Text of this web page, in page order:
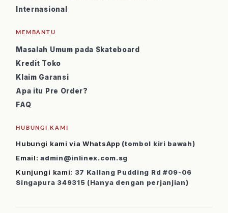
Internasional
MEMBANTU
Masalah Umum pada Skateboard
Kredit Toko
Klaim Garansi
Apa itu Pre Order?
FAQ
HUBUNGI KAMI
Hubungi kami via WhatsApp (tombol kiri bawah)
Email: admin@inlinex.com.sg
Kunjungi kami: 37 Kallang Pudding Rd #09-06
Singapura 349315 (Hanya dengan perjanjian)